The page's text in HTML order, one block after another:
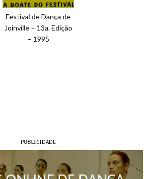
Festival de Dança de
Joinville – 13a. Edição
– 1995
PUBLICIDADE